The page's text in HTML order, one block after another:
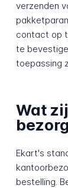
verzenden
contact op
te
toepassing
Wat
Ekart's
bestelling.